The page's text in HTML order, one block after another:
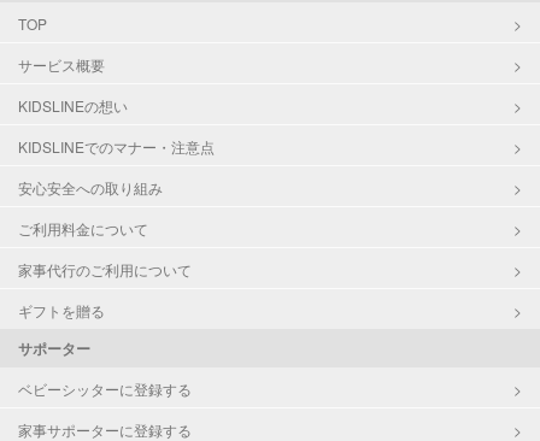
TOP
サービス概要
KIDSLINEの想い
KIDSLINEでのマナー・注意点
安心安全への取り組み
ご利用料金について
家事代行のご利用について
ギフトを贈る
サポーター
ベビーシッターに登録する
家事サポーターに登録する